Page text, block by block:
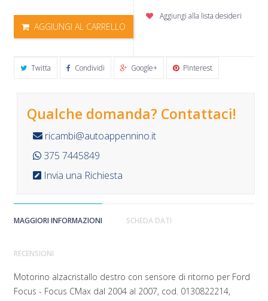
AGGIUNGI AL CARRELLO
Aggiungi alla lista desideri
Twitta Condividi Google+ Pinterest
Qualche domanda? Contattaci!
ricambi@autoappennino.it
375 7445849
Invia una Richiesta
MAGGIORI INFORMAZIONI SCHEDA DATI
RECENSIONI
Motorino alzacristallo destro con sensore di ritorno per Ford
Focus - Focus CMax dal 2004 al 2007, cod. 0130822214,